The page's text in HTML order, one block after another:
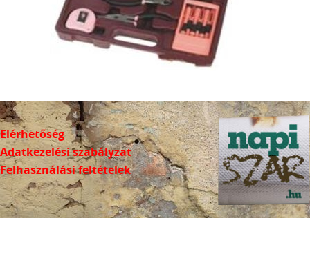
Elérhetőség
Adatkezelési szabályzat
Felhasználási feltételek